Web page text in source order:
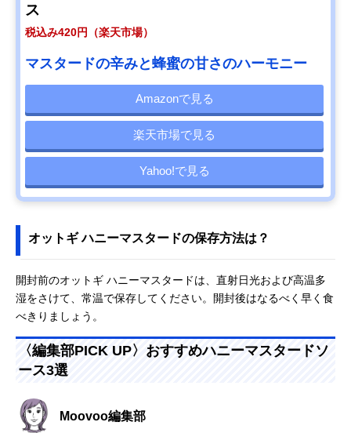
ス
税込み420円（楽天市場）
マスタードの辛みと蜂蜜の甘さのハーモニー
Amazonで見る
楽天市場で見る
Yahoo!で見る
オットギ ハニーマスタードの保存方法は？
開封前のオットギ ハニーマスタードは、直射日光および高温多
湿をさけて、常温で保存してください。開封後はなるべく早く食
べきりましょう。
〈編集部PICK UP〉おすすめハニーマスタードソ
ース3選
Moovoo編集部